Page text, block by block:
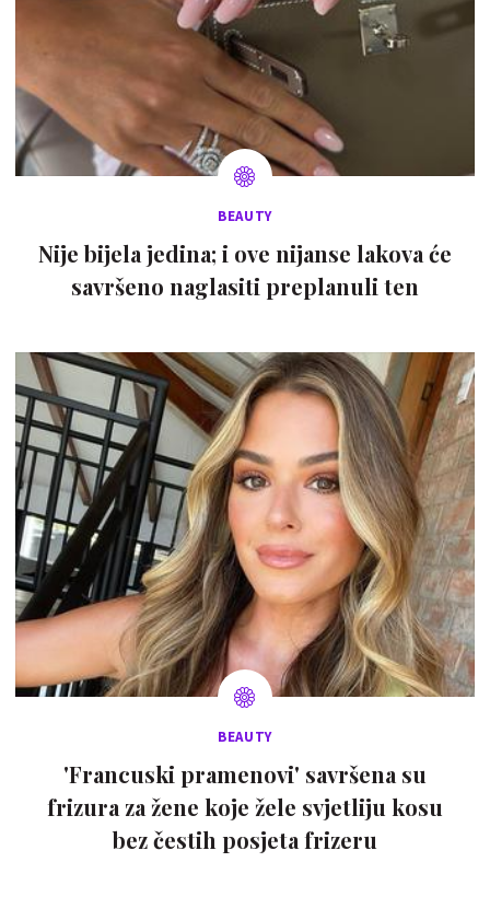
BEAUTY
Nije bijela jedina; i ove nijanse lakova će
savršeno naglasiti preplanuli ten
BEAUTY
'Francuski pramenovi' savršena su
frizura za žene koje žele svjetliju kosu
bez čestih posjeta frizeru